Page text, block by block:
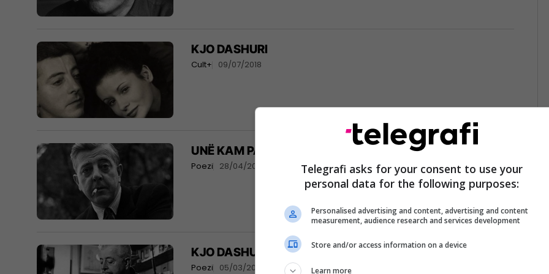
KJO DASHURI
Cult+ 09/07/2018
UNË KAM PARË SHUMË…
Poezi 28/04/2018
KJO DASHURI
Poezi 05/03/2018
Telegrafi asks for your consent to use your
personal data for the following purposes:
Personalised advertising and content, advertising and content
measurement, audience research and services development
Store and/or access information on a device
Learn more